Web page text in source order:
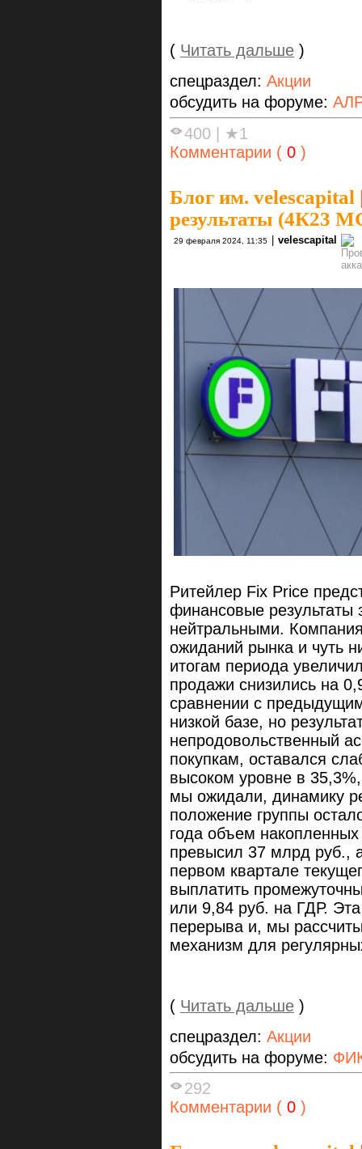
( Читать дальше )
спецраздел: Акции
обсудить на форуме:
400
★1
Комментарии ( 0 )
Блог им. velescapital
результаты (4К23
29 февраля 2024, 11:35 velescapital
Ритейлер Fix Price
финансовые результаты
нейтральными.
ожиданий рынка и чуть
итогам периода
продажи снизились на
сравнении с
низкой базе, но
непродовольственный
покупкам, оставался
высоком уровне в
мы ожидали, динамику
положение группы
года объем
превысил 37 млрд руб.,
первом квартале
выплатить
или 9,84 руб. на ГДР.
перерыва и, мы
механизм для
( Читать дальше )
спецраздел: Акции
обсудить на форуме:
292
Комментарии ( 0 )